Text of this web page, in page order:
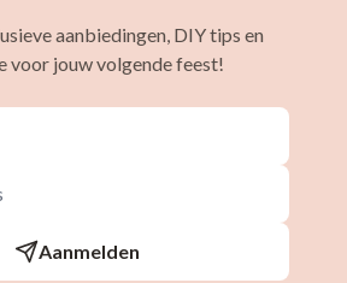
aanbiedingen, DIY tips en
voor jouw volgende feest!
Aanmelden